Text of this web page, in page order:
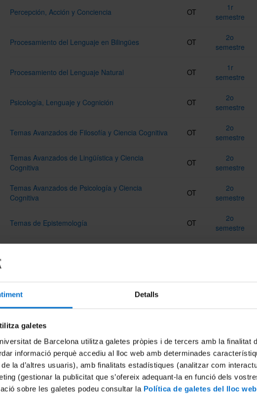
Detalls
galetes
de Barcelona utilitza galetes pròpies i de tercers amb la finalitat
informació perquè accediu al lloc web amb determinades
la d’altres usuaris), amb finalitats estadístiques (analitzar com
(gestionar la publicitat que s’ofereix adequant-la en funció dels
sobre les galetes podeu consultar la Política de galetes del lloc
Percepción, Acción y Conciencia OT
1r
semestre
Procesamiento del Lenguaje en Bilingües OT
2o
semestre
Procesamiento del Lenguaje Natural OT
1r
semestre
Psicología, Lenguaje y Cognición OT
2o
semestre
Temas Avanzados de Filosofía y Ciencia Cognitiva OT
2o
semestre
Temas Avanzados de Lingüística y Ciencia
Cognitiva
OT
2o
semestre
Temas Avanzados de Psicología y Ciencia
Cognitiva
OT
2o
semestre
Temas de Epistemología OT
2o
semestre
Temas en Ontología OT
1r
Trabajo Final de Máster OB
2o
semestre
Variación Lingüística OT
1r
semestre